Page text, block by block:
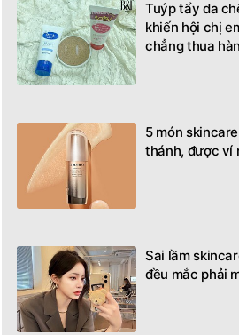
Tuýp tẩy da
khiến hội chị
chẳng thua
5 món
thánh, được ví
Sai lầm
đều mắc phải